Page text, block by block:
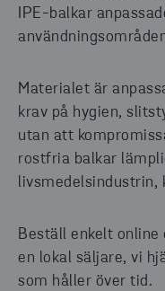
IPE-balkar
Materialet är
krav på hygien,
utan att
rostfria balkar
livsmedelsindustrin,
Beställ enkelt
en lokal säljare, vi
som håller över tid.